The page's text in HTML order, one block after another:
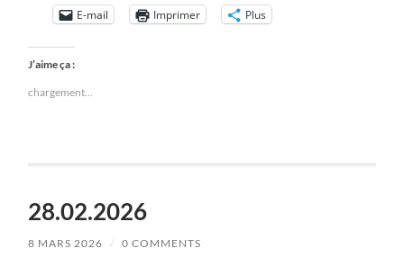
E-mail Imprimer Plus
J’aime ça :
chargement…
28.02.2026
8 MARS 2026 / 0 COMMENTS